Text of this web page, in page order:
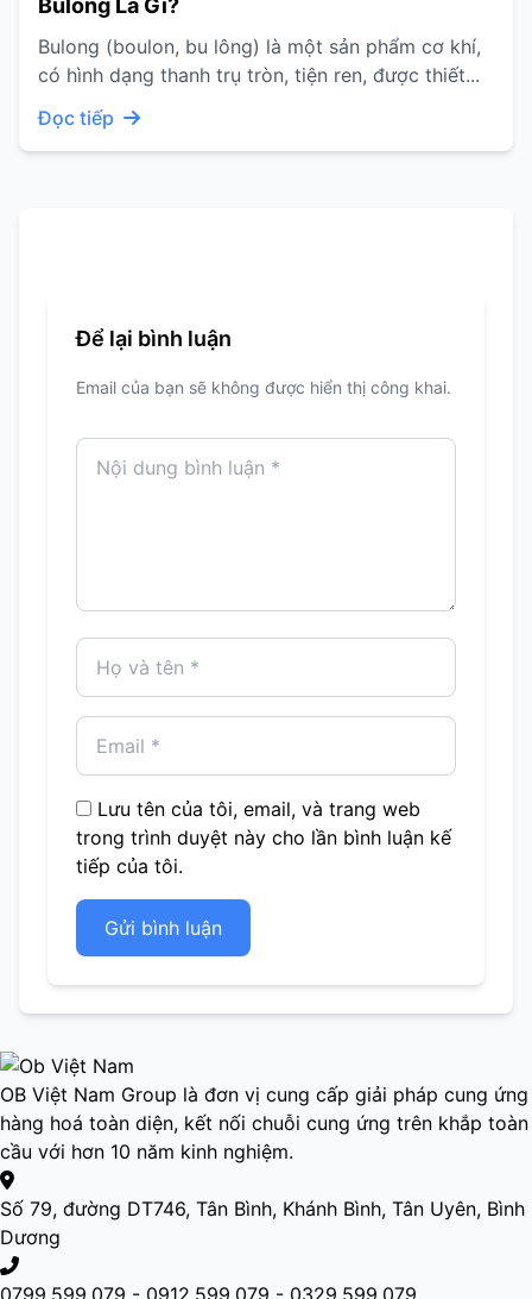
Bulong Là Gì?
Bulong (boulon, bu lông) là một sản phẩm cơ khí,
có hình dạng thanh trụ tròn, tiện ren, được thiết...
Đọc tiếp
Để lại bình luận
Email của bạn sẽ không được hiển thị công khai.
Lưu tên của tôi, email, và trang web
trong trình duyệt này cho lần bình luận kế
tiếp của tôi.
Gửi bình luận
OB Việt Nam Group là đơn vị cung cấp giải pháp cung ứng
hàng hoá toàn diện, kết nối chuỗi cung ứng trên khắp toàn
cầu với hơn 10 năm kinh nghiệm.
Số 79, đường DT746, Tân Bình, Khánh Bình, Tân Uyên, Bình
Dương
0799.599.079 - 0912.599.079 - 0329.599.079